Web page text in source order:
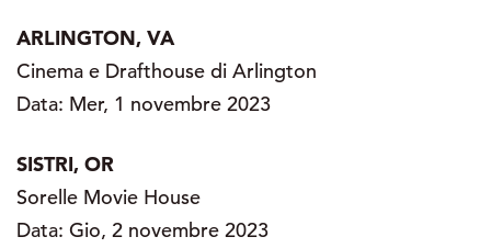
ARLINGTON, VA
Cinema e Drafthouse di Arlington
Data: Mer, 1 novembre 2023
SISTRI, OR
Sorelle Movie House
Data: Gio, 2 novembre 2023